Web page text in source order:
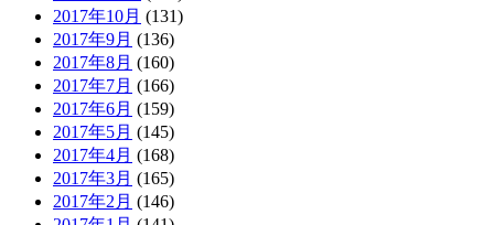
2017年10月 (131)
2017年9月 (136)
2017年8月 (160)
2017年7月 (166)
2017年6月 (159)
2017年5月 (145)
2017年4月 (168)
2017年3月 (165)
2017年2月 (146)